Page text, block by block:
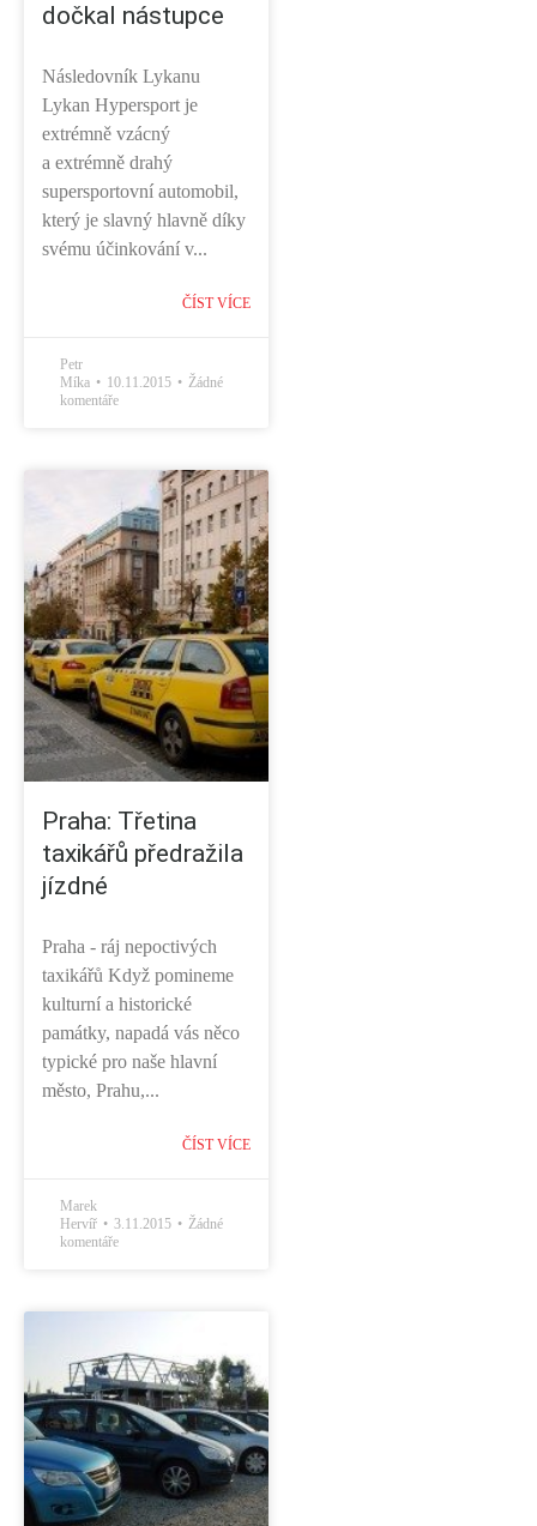
dočkal nástupce
Následovník Lykanu
Lykan Hypersport je
extrémně vzácný
a extrémně drahý
supersportovní automobil,
který je slavný hlavně díky
svému účinkování v...
ČÍST VÍCE
Petr
Míka
10.11.2015
Žádné
komentáře
Praha: Třetina
taxikářů předražila
jízdné
Praha - ráj nepoctivých
taxikářů Když pomineme
kulturní a historické
památky, napadá vás něco
typické pro naše hlavní
město, Prahu,...
ČÍST VÍCE
Marek
Hervíř
3.11.2015
Žádné
komentáře